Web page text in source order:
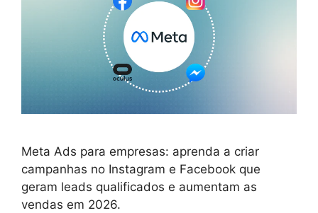
Meta Ads para empresas: aprenda a criar
campanhas no Instagram e Facebook que
geram leads qualificados e aumentam as
vendas em 2026.